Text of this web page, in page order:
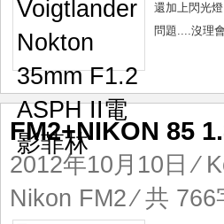
還加上閃光
問題....沒理
FM2+NIKON 85
2012年10月10日 ⁄
Nikon FM2⁄ 共 766